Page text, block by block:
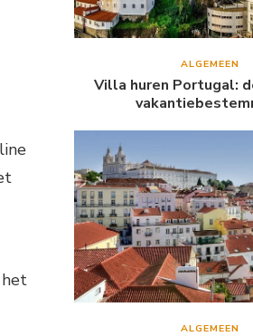
ALGEMEEN
Villa huren Portugal:
ALGEMEEN